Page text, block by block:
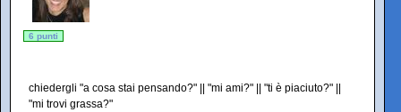
6 punti
chiedergli "a cosa stai pensando?" || "mi ami?" || "ti è piaciuto?" ||
"mi trovi grassa?"